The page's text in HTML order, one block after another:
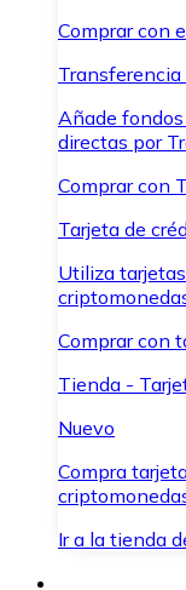
Comprar con
Transferencia
Añade
directas por
Comprar con
Tarjeta de
Utiliza
Comprar con
Tienda -
Nuevo
Compra
Ir a la tienda